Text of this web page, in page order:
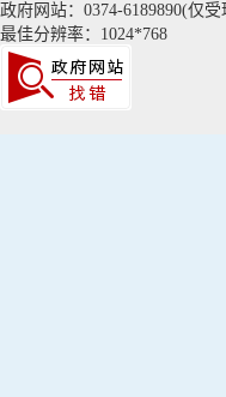
政府网站：0374-6189890(仅
最佳分辨率：1024*768